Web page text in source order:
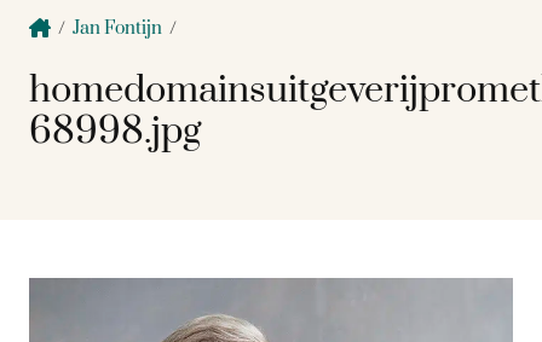
/ Jan Fontijn /
68998.jpg